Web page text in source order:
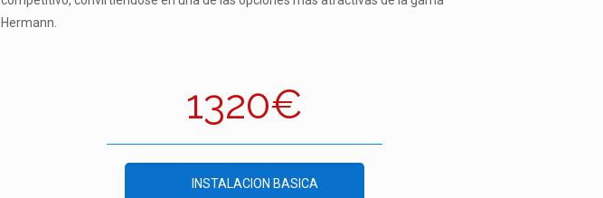
Hermann.
1320€
INSTALACION BASICA